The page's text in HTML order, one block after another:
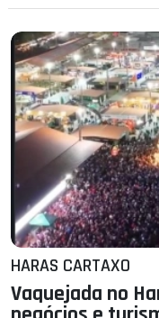
HARAS CARTAXO
Vaquejada no